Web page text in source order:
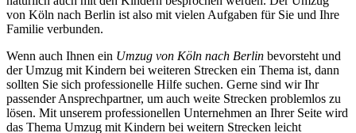
von Köln nach Berlin ist also mit vielen Aufgaben für Sie und Ihre
Familie verbunden.
Wenn auch Ihnen ein Umzug von Köln nach Berlin bevorsteht und
der Umzug mit Kindern bei weiteren Strecken ein Thema ist, dann
sollten Sie sich professionelle Hilfe suchen. Gerne sind wir Ihr
passender Ansprechpartner, um auch weite Strecken problemlos zu
lösen. Mit unserem professionellen Unternehmen an Ihrer Seite wird
das Thema Umzug mit Kindern bei weitern Strecken leicht